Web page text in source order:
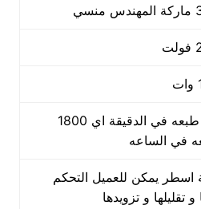
30 طبعه في الدقيقة اي 1800
في الساعه
اسطر يمكن للعميل التحكم
و تقليلها و تزويدها